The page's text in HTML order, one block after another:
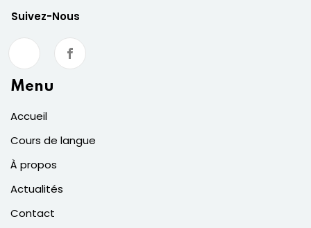
Suivez-Nous
Menu
Accueil
Cours de langue
À propos
Actualités
Contact